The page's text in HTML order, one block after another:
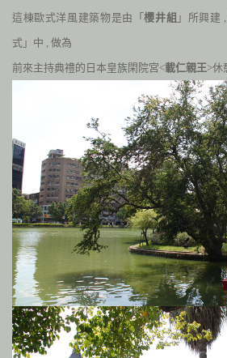
這棟歐式洋風建築物是由「櫻井組 」所興建
式」中 做為
前來主持典禮的日本皇族閑院宮<載仁親王>休